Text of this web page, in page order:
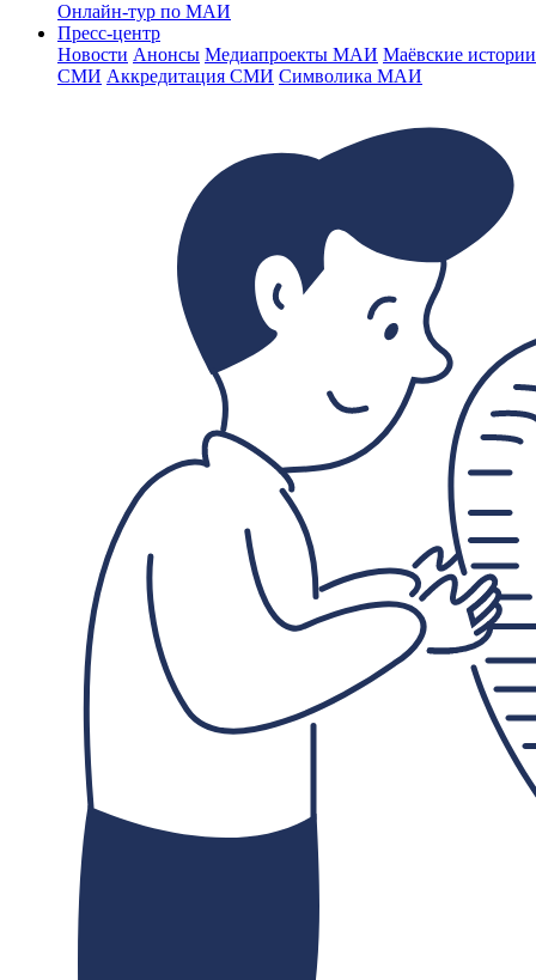
Онлайн-тур по МАИ
Пресс-центр
Новости Анонсы Медиапроекты МАИ Маёвские
СМИ Аккредитация СМИ Символика МАИ